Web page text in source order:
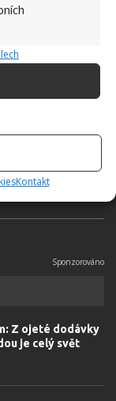
Kontakt
vše, co je
o autorovi]
Z ojeté dodávky
je celý svět